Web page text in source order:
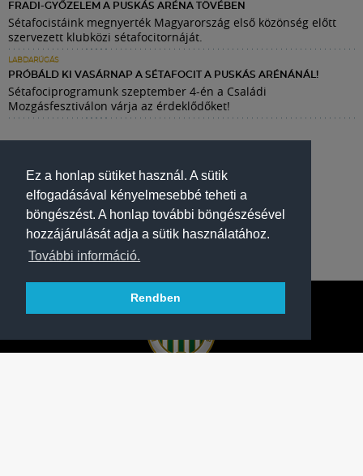
Ez a honlap sütiket használ. A sütik
elfogadásával kényelmesebbé teheti a
böngészést. A honlap további böngészésével
hozzájárulását adja a sütik használatához.
További információ.
Rendben
FRADI-GYŐZELEM A PUSKÁS ARÉNA TÖVÉBEN
Sétafocistáink megnyerték Magyarország első közönség előtt
szervezett klubközi sétafocitornáját.
LABDARÚGÁS
PRÓBÁLD KI VASÁRNAP A SÉTAFOCIT A PUSKÁS ARÉNÁNÁL!
Sétafociprogramunk szeptember 4-én a Családi
Mozgásfesztiválon várja az érdeklődőket!